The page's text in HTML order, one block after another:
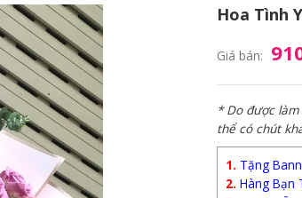
Hoa Tình
Giá bán:
* Do được
thể có chút
1. Tặng
2. Hàng Bạn